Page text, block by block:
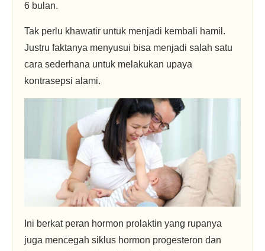
6 bulan.
Tak perlu khawatir untuk menjadi kembali hamil.
Justru faktanya menyusui bisa menjadi salah satu
cara sederhana untuk melakukan upaya
kontrasepsi alami.
Ini berkat peran hormon prolaktin yang rupanya
juga mencegah siklus hormon progesteron dan